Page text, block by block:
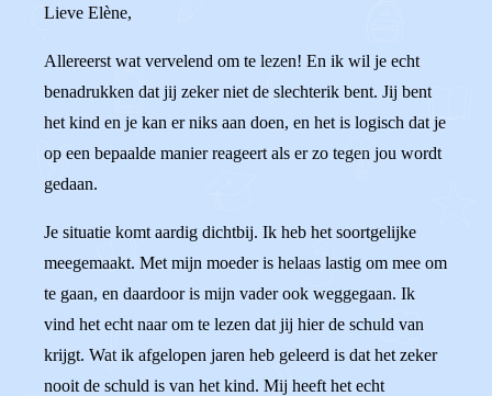
Lieve Elène,
Allereerst wat vervelend om te lezen! En ik wil je echt
benadrukken dat jij zeker niet de slechterik bent. Jij bent
het kind en je kan er niks aan doen, en het is logisch dat je
op een bepaalde manier reageert als er zo tegen jou wordt
gedaan.
Je situatie komt aardig dichtbij. Ik heb het soortgelijke
meegemaakt. Met mijn moeder is helaas lastig om mee om
te gaan, en daardoor is mijn vader ook weggegaan. Ik
vind het echt naar om te lezen dat jij hier de schuld van
krijgt. Wat ik afgelopen jaren heb geleerd is dat het zeker
nooit de schuld is van het kind. Mij heeft het echt